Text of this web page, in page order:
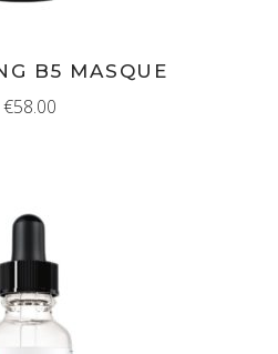
B5 MASQUE
€58.00